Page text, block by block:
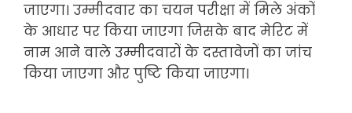
जाएगा। उम्मीदवार का चयन परीक्षा में मिले अंकों
के आधार पर किया जाएगा जिसके बाद मेरिट में
नाम आने वाले उम्मीदवारों के दस्तावेजों का जांच
किया जाएगा और पुष्टि किया जाएगा।